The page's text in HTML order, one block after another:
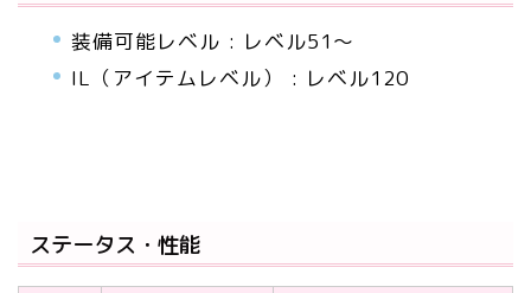
装備可能レベル : レベル51～
IL（アイテムレベル） : レベル120
ステータス・性能